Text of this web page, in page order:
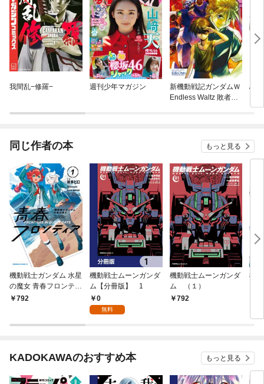
我間乱−修羅− 週刊少年マガジン
新機動戦記ガンダムＷ
Endless Waltz 敗者た
/
同じ作者の本 もっと見る
機動戦士ガンダム 水星
の魔女 青春フロンティ
ア １
792
機動戦士ムーンガンダ
ム【分冊版】 1
0
無料
機動戦士ムーンガンダ
ム （１）
792
機
KADOKAWAのおすすめ本 もっと見る